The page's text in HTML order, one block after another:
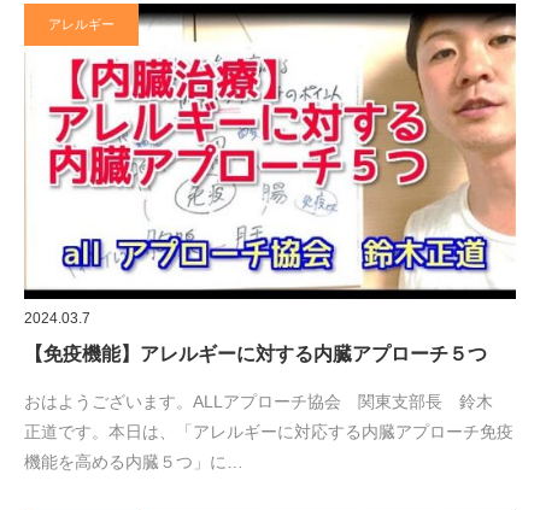
アレルギー
2024.03.7
【免疫機能】アレルギーに対する内臓アプローチ５つ
おはようございます。ALLアプローチ協会 関東支部長 鈴木
正道です。本日は、「アレルギーに対応する内臓アプローチ免疫
機能を高める内臓５つ」に…